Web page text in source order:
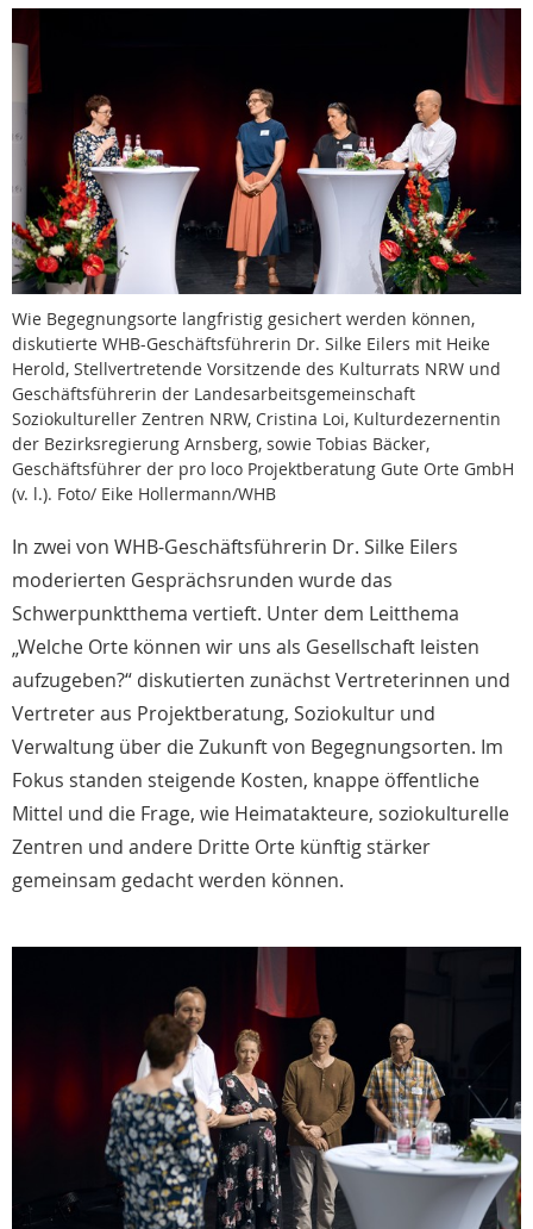
Wie Begegnungsorte langfristig gesichert werden können,
diskutierte WHB-Geschäftsführerin Dr. Silke Eilers mit Heike
Herold, Stellvertretende Vorsitzende des Kulturrats NRW und
Geschäftsführerin der Landesarbeitsgemeinschaft
Soziokultureller Zentren NRW, Cristina Loi, Kulturdezernentin
der Bezirksregierung Arnsberg, sowie Tobias Bäcker,
Geschäftsführer der pro loco Projektberatung Gute Orte GmbH
(v. l.). Foto/ Eike Hollermann/WHB
In zwei von WHB-Geschäftsführerin Dr. Silke Eilers
moderierten Gesprächsrunden wurde das
Schwerpunktthema vertieft. Unter dem Leitthema
„Welche Orte können wir uns als Gesellschaft leisten
aufzugeben?“ diskutierten zunächst Vertreterinnen und
Vertreter aus Projektberatung, Soziokultur und
Verwaltung über die Zukunft von Begegnungsorten. Im
Fokus standen steigende Kosten, knappe öffentliche
Mittel und die Frage, wie Heimatakteure, soziokulturelle
Zentren und andere Dritte Orte künftig stärker
gemeinsam gedacht werden können.